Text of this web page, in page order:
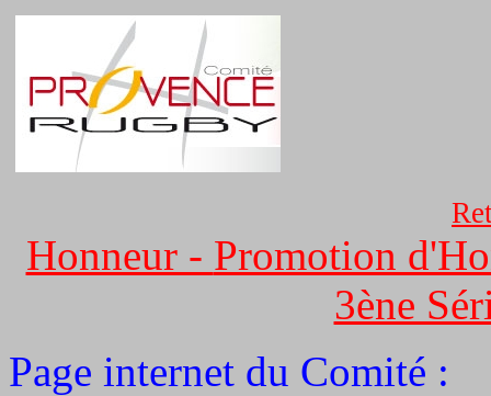
Honneur - Promotion
3ène
Page internet du Comité